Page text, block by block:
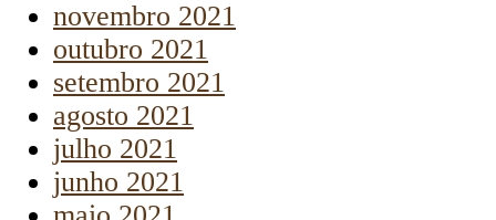
novembro 2021
outubro 2021
setembro 2021
agosto 2021
julho 2021
junho 2021